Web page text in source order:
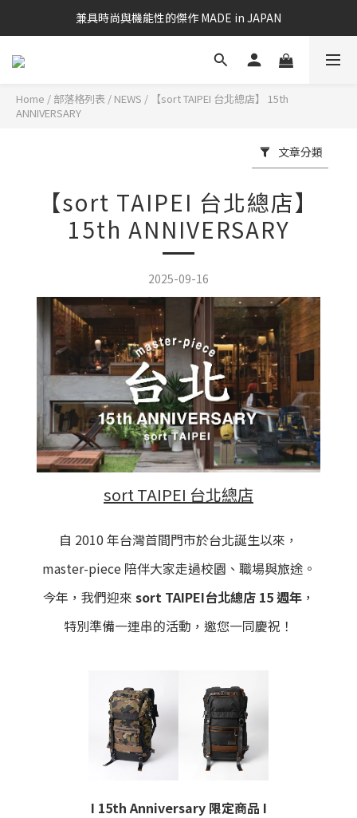
兼具時尚與機能性的傑作 MADE in JAPAN
Home / 部落格列表 / NEWS /
【sort TAIPEI 台北總店】 15th
ANNIVERSARY
文章分類
【sort TAIPEI 台北總店】
15th ANNIVERSARY
2025-09-16
sort TAIPEI 台北總店
自 2010 年台灣首間門市於台北誕生以來，
master-piece 陪伴大家走過校園、職場與旅途。
今年，我們迎來 sort TAIPEI台北總店 15 週年，
特別準備一連串的活動，邀您一同慶祝！
I 15th Anniversary 限定商品 I